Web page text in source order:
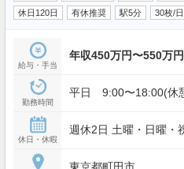
休日120日
有休推奨 駅5分 30枚/
給与・手当
年収450万円〜550万円
勤務時間
平日 9:00〜18:00(休
休日・休暇
週休2日 土曜・日曜・
東京都町田市